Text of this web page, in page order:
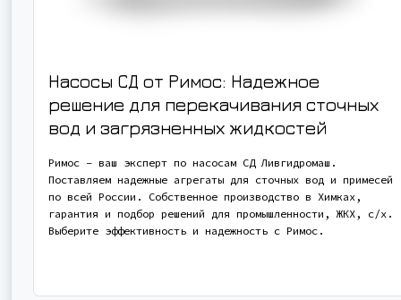
Насосы СД от Римос: Надежное
решение для перекачивания сточных
вод и загрязненных жидкостей
Римос – ваш эксперт по насосам СД Ливгидромаш.
Поставляем надежные агрегаты для сточных вод и примесей
по всей России. Собственное производство в Химках,
гарантия и подбор решений для промышленности, ЖКХ, с/х.
Выберите эффективность и надежность с Римос.